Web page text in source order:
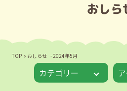
おしら
TOP おしらせ 2024年5月
カテゴリー